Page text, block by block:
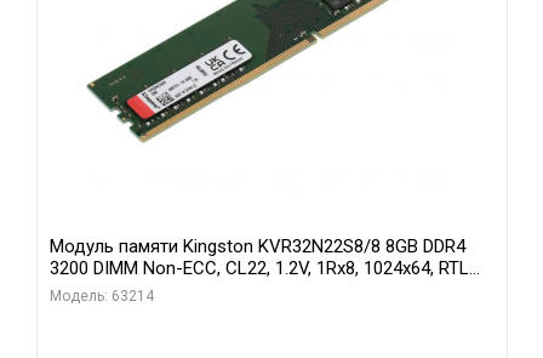
Модуль памяти Kingston KVR32N22S8/8 8GB DDR4
3200 DIMM Non-ECC, CL22, 1.2V, 1Rx8, 1024x64, RTL
(296068)
Модель: 63214